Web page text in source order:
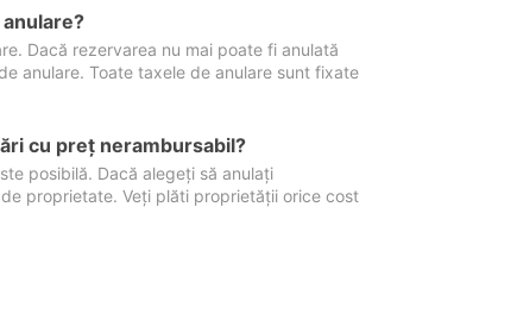
Dacă rezervarea nu mai poate fi anulată
anulare. Toate taxele de anulare sunt fixate
cu preţ nerambursabil?
posibilă. Dacă alegeți să anulați
proprietate. Veți plăti proprietății orice cost